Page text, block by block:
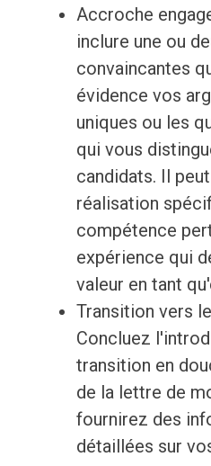
Accroche
inclure une ou
convaincantes
évidence vos
uniques ou les
qui vous
candidats. Il
réalisation
compétence
expérience qui
valeur en tant
Transition vers
Concluez
transition en
de la lettre de
fournirez des
détaillées sur